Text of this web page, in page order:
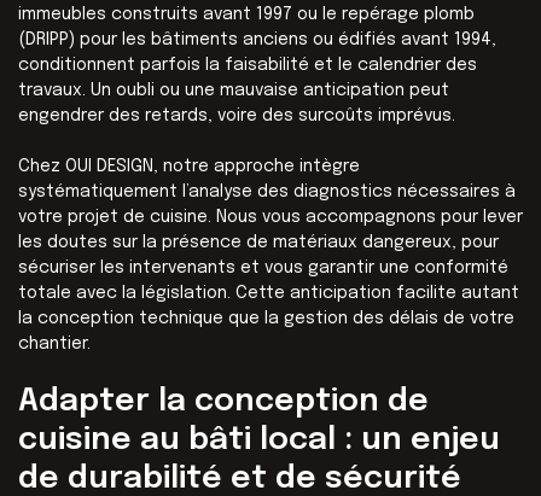
immeubles construits avant 1997 ou le repérage plomb
(DRIPP) pour les bâtiments anciens ou édifiés avant 1994,
conditionnent parfois la faisabilité et le calendrier des
travaux. Un oubli ou une mauvaise anticipation peut
engendrer des retards, voire des surcoûts imprévus.
Chez OUI DESIGN, notre approche intègre
systématiquement l’analyse des diagnostics nécessaires à
votre projet de cuisine. Nous vous accompagnons pour lever
les doutes sur la présence de matériaux dangereux, pour
sécuriser les intervenants et vous garantir une conformité
totale avec la législation. Cette anticipation facilite autant
la conception technique que la gestion des délais de votre
chantier.
Adapter la conception de
cuisine au bâti local : un enjeu
de durabilité et de sécurité